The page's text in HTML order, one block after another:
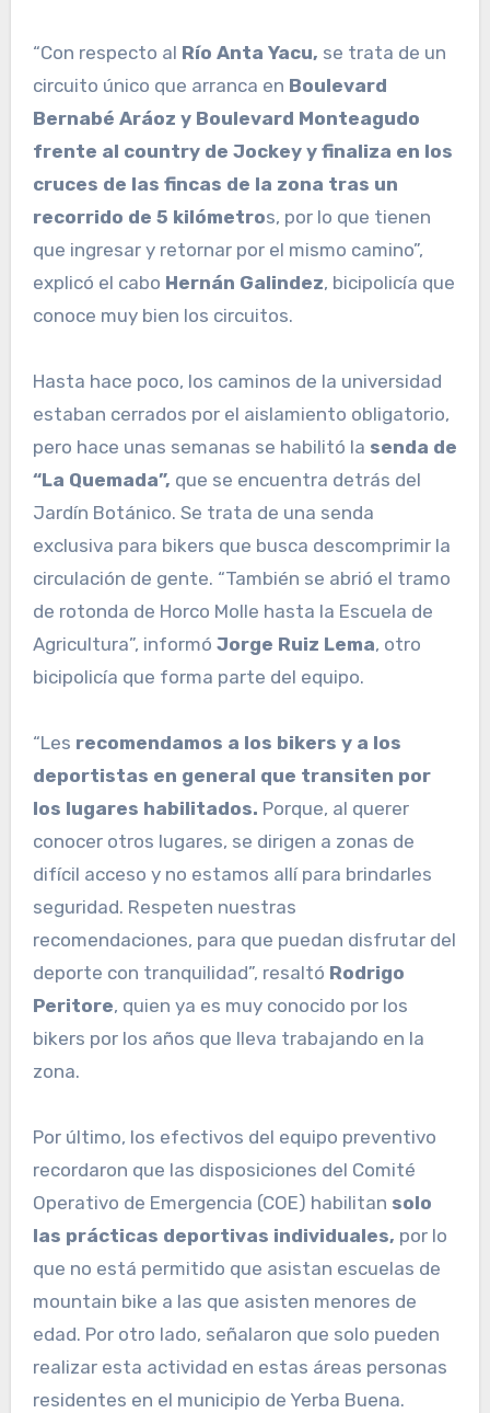
“Con respecto al Río Anta Yacu, se trata de un
circuito único que arranca en Boulevard
Bernabé Aráoz y Boulevard Monteagudo
frente al country de Jockey y finaliza en los
cruces de las fincas de la zona tras un
recorrido de 5 kilómetros, por lo que tienen
que ingresar y retornar por el mismo camino”,
explicó el cabo Hernán Galindez, bicipolicía que
conoce muy bien los circuitos.
Hasta hace poco, los caminos de la universidad
estaban cerrados por el aislamiento obligatorio,
pero hace unas semanas se habilitó la senda de
“La Quemada”, que se encuentra detrás del
Jardín Botánico. Se trata de una senda
exclusiva para bikers que busca descomprimir la
circulación de gente. “También se abrió el tramo
de rotonda de Horco Molle hasta la Escuela de
Agricultura”, informó Jorge Ruiz Lema, otro
bicipolicía que forma parte del equipo.
“Les recomendamos a los bikers y a los
deportistas en general que transiten por
los lugares habilitados. Porque, al querer
conocer otros lugares, se dirigen a zonas de
difícil acceso y no estamos allí para brindarles
seguridad. Respeten nuestras
recomendaciones, para que puedan disfrutar del
deporte con tranquilidad”, resaltó Rodrigo
Peritore, quien ya es muy conocido por los
bikers por los años que lleva trabajando en la
zona.
Por último, los efectivos del equipo preventivo
recordaron que las disposiciones del Comité
Operativo de Emergencia (COE) habilitan solo
las prácticas deportivas individuales, por lo
que no está permitido que asistan escuelas de
mountain bike a las que asisten menores de
edad. Por otro lado, señalaron que solo pueden
realizar esta actividad en estas áreas personas
residentes en el municipio de Yerba Buena.